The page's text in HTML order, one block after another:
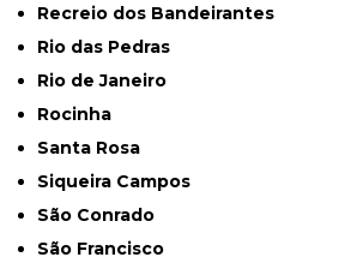
Recreio dos Bandeirantes
Rio das Pedras
Rio de Janeiro
Rocinha
Santa Rosa
Siqueira Campos
São Conrado
São Francisco